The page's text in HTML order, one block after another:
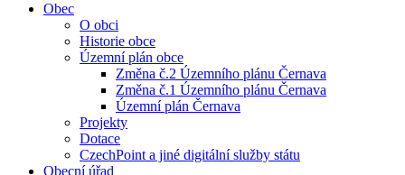
Obec
O obci
Historie obce
Územní plán obce
Změna č.2 Územního plánu Černava
Změna č.1 Územního plánu Černava
Územní plán Černava
Projekty
Dotace
CzechPoint a jiné digitální služby státu
Obecní úřad